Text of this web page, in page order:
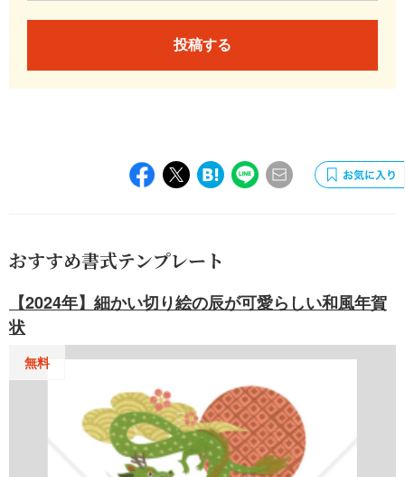
投稿する
おすすめ書式テンプレート
【2024年】細かい切り絵の辰が可愛らしい和風年賀
状
無料